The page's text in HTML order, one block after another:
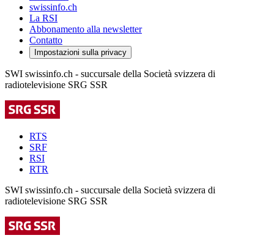
swissinfo.ch
La RSI
Abbonamento alla newsletter
Contatto
Impostazioni sulla privacy
SWI swissinfo.ch - succursale della Società svizzera di
radiotelevisione SRG SSR
RTS
SRF
RSI
RTR
SWI swissinfo.ch - succursale della Società svizzera di
radiotelevisione SRG SSR